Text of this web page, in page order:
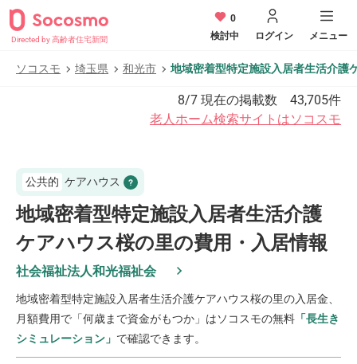
Directed by 高齢者住宅新聞
0
検討中
ログイン メニュー
ソコスモ 埼玉県 和光市 地域密着型特定施設入居者生活介護
8/7 現在の掲載数 43,705件
老人ホーム検索サイトはソコスモ
公共的 ケアハウス
地域密着型特定施設入居者生活介護
ケアハウス桜の里の費用・入居情報
社会福祉法人和光福祉会
地域密着型特定施設入居者生活介護ケアハウス桜の里の入居金、
月額費用で「何歳まで資金がもつか」はソコスモの無料 「長生き
シミュレーション」 で確認できます。